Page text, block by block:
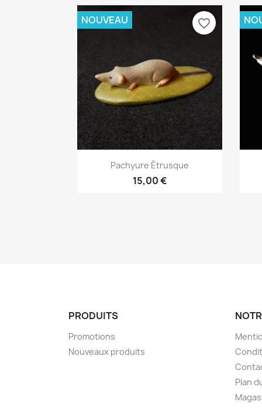
Aperçu rapide
Pachyure Étrusque
15,00 €
NOUVEAU favorite_border
PRODUITS
Promotions
Nouveaux produits
Plan